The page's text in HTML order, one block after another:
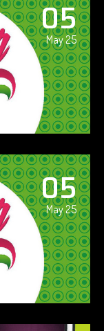
05
May 25
05
May 25